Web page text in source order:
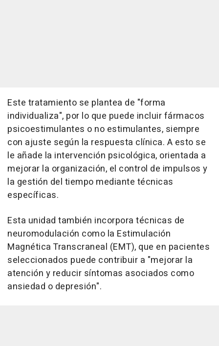
Este tratamiento se plantea de "forma
individualiza", por lo que puede incluir fármacos
psicoestimulantes o no estimulantes, siempre
con ajuste según la respuesta clínica. A esto se
le añade la intervención psicológica, orientada a
mejorar la organización, el control de impulsos y
la gestión del tiempo mediante técnicas
específicas.
Esta unidad también incorpora técnicas de
neuromodulación como la Estimulación
Magnética Transcraneal (EMT), que en pacientes
seleccionados puede contribuir a "mejorar la
atención y reducir síntomas asociados como
ansiedad o depresión".